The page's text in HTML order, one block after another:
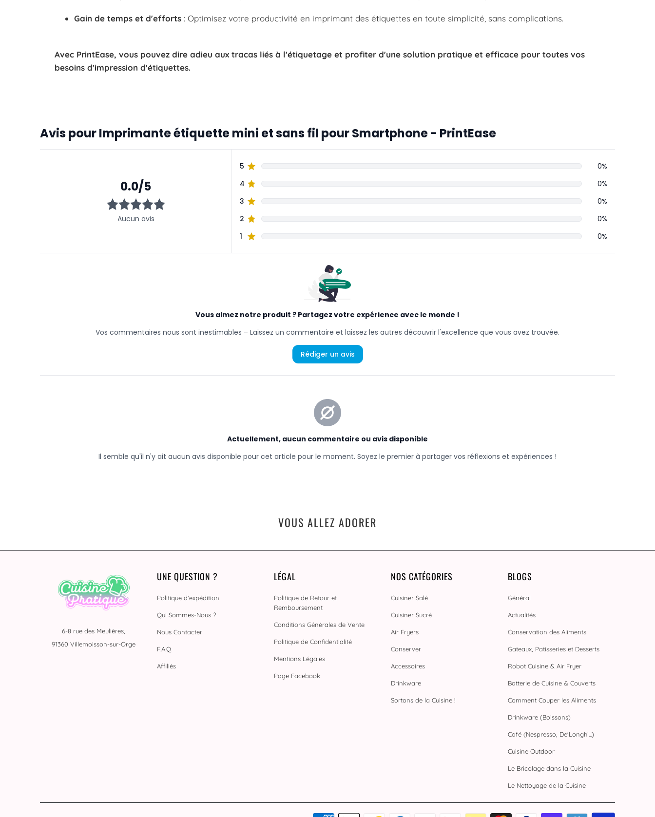
Gain de temps et d'efforts : Optimisez votre productivité en imprimant des étiquettes en toute simplicité, sans complications.
Avec PrintEase, vous pouvez dire adieu aux tracas liés à l'étiquetage et profiter d'une solution pratique et efficace pour toutes vos
besoins d'impression d'étiquettes.
VOUS ALLEZ ADORER
6-8 rue des Meulières,
91360 Villemoisson-sur-Orge
UNE QUESTION ?
Politique d'expédition
Qui Sommes-Nous ?
Nous Contacter
F.A.Q
Affiliés
LÉGAL
Politique de Retour et
Remboursement
Conditions Générales de Vente
Politique de Confidentialité
Mentions Légales
Page Facebook
NOS CATÉGORIES
Cuisiner Salé
Cuisiner Sucré
Air Fryers
Conserver
Accessoires
Drinkware
Sortons de la Cuisine !
BLOGS
Général
Actualités
Conservation des Aliments
Gateaux, Patisseries et Desserts
Robot Cuisine & Air Fryer
Batterie de Cuisine & Couverts
Comment Couper les Aliments
Drinkware (Boissons)
Café (Nespresso, De'Longhi...)
Cuisine Outdoor
Le Bricolage dans la Cuisine
Le Nettoyage de la Cuisine